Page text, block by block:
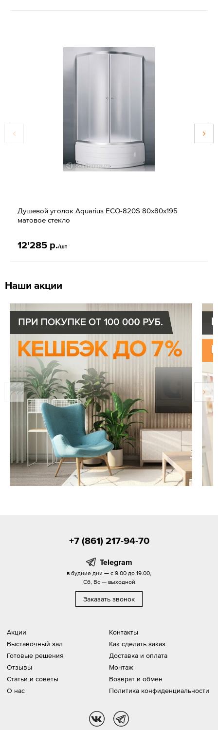
Душевой уголок Aquarius ECO-820S 80x80x195
матовое стекло
12'285 р./шт
Наши акции
Акции
Выставочный зал
Готовые решения
Отзывы
Статьи и советы
О нас
Контакты
Как сделать заказ
Доставка и оплата
Монтаж
Возврат и обмен
Политика конфиденциальности
+7 (861) 217-94-70
Telegram
в будние дни — с 9.00 до 19.00,
Сб, Вс — выходной
Заказать звонок